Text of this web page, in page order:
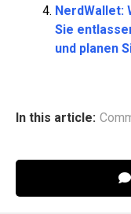
NerdWallet:
Sie
und planen
In this article: